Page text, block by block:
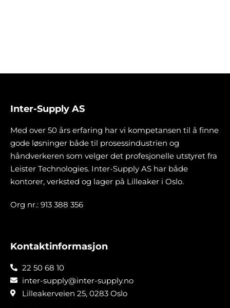
Inter-Supply AS
Med over 50 års erfaring har vi kompetansen til å finne
gode løsninger både til prosessindustrien og
håndverkeren som velger det profesjonelle utstyret fra
Leister Technologies. Inter-Supply AS har både
kontorer, verksted og lager på Lilleaker i Oslo.
Org nr.: 913 388 356
Kontaktinformasjon
22 50 68 10
inter-supply@inter-supply.no
Lilleakerveien 25, 0283 Oslo